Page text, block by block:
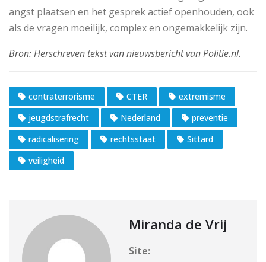
angst plaatsen en het gesprek actief openhouden, ook
als de vragen moeilijk, complex en ongemakkelijk zijn.
contraterrorisme CTER
extremisme
jeugdstrafrecht
Nederland
preventie
radicalisering
rechtsstaat
Sittard
veiligheid
Miranda de Vrij
Site: